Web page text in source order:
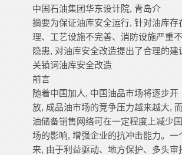
中国石油集团华东设计院, 青岛介
摘要为保证油库安全运行, 针对油库存
理、工艺设施不完善、消防设施严重
隐患, 对油库安全改造提出了合理的建
关镇词油库安全改造
前言
随着中国加人, 中国油品市场将逐步开
放, 成品油市场的竞争压力越来越大,
油储备销售网络可在一定程度上减少
场的影响, 增强企业的抗冲击能力。一
来, 由于利益驱动、地方保护、多头审